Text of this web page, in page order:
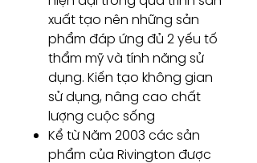
xuất tạo nên những sản
phẩm đáp ứng đủ 2 yếu tố
thẩm mỹ và tính năng sử
dụng. Kiến tạo không gian
sử dụng, nâng cao chất
lượng cuộc sống
Kể từ Năm 2003 các sản
phẩm của Rivington được